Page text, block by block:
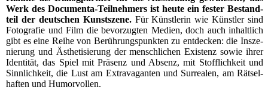
Werk des Docu­men­ta-Teil­neh­mers ist heu­te ein fes­ter Bestand­
teil der deut­schen Kunst­sze­ne.Für Künst­le­rin wie Künst­ler sind
Foto­gra­fie und Film die bevor­zug­ten Medi­en, doch auch inhalt­lich
gibt es eine Rei­he von Berüh­rungs­punk­ten zu ent­de­cken: die Insze­
nie­rung und Ästhe­ti­sie­rung der mensch­li­chen Exis­tenz sowie ihrer
Iden­ti­tät, das Spiel mit Prä­senz und Absenz, mit Stoff­lich­keit und
Sinn­lich­keit, die Lust am Extra­va­gan­ten und Sur­rea­len, am Rät­sel­
haf­ten und Humorvollen.